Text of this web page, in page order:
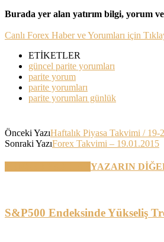
Burada yer alan yatırım bilgi, yorum ve
Canlı Forex Haber ve Yorumları için
ETİKETLER
güncel parite yorumları
parite yorum
parite yorumları
parite yorumları günlük
Önceki YazıHaftalık Piyasa Takvimi / 19-
Sonraki YazıForex Takvimi – 19.01.2015
YAZARIN
S&P500 Endeksinde Yükseliş